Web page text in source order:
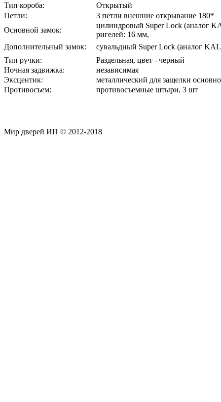
Тип короба:
Открытый
Петли:
3 петли внешние открывание 180*
Основной замок:
цилиндровый Super Lock (аналог
ригелей: 16 мм,
Дополнительный замок:
сувальдный Super Lock (аналог
Тип ручки:
Раздельная, цвет - черный
Ночная задвижка:
независимая
Эксцентик:
металлический для защелки
Противосъем:
противосъемные штыри, 3 шт
Мир дверей ИП © 2012-2018